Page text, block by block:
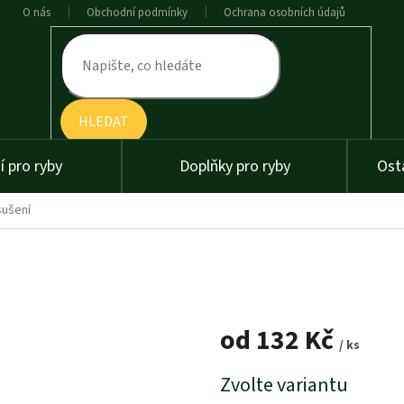
O nás Obchodní podmínky Ochrana osobních údajů
HLEDAT
pro ryby Doplňky pro ryby
od 132 Kč / ks
Měrná
cena:
Zvolte variantu